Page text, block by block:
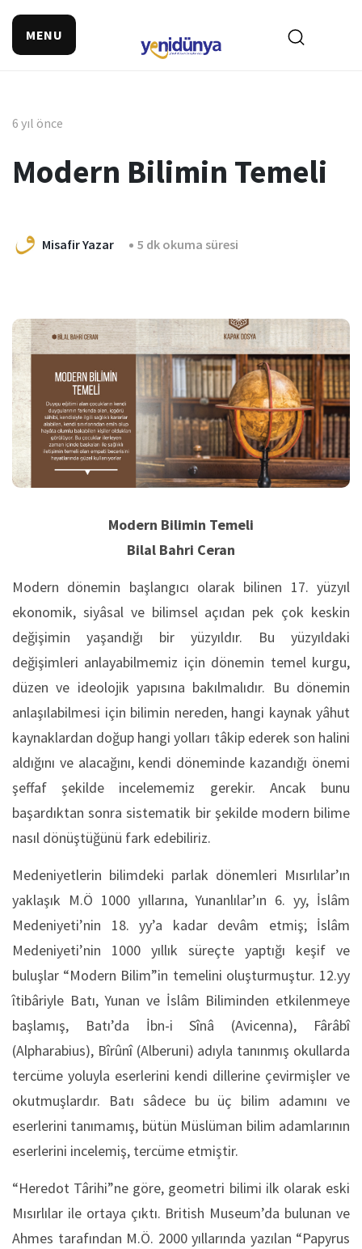
MENU
6 yıl önce
Modern Bilimin Temeli
Misafir Yazar 5 dk okuma süresi
Modern Bilimin Temeli
Bilal Bahri Ceran
Modern dönemin başlangıcı olarak bilinen 17. yüzyıl
ekonomik, siyâsal ve bilimsel açıdan pek çok keskin
değişimin yaşandığı bir yüzyıldır. Bu yüzyıldaki
değişimleri anlayabilmemiz için dönemin temel kurgu,
düzen ve ideolojik yapısına bakılmalıdır. Bu dönemin
anlaşılabilmesi için bilimin nereden, hangi kaynak yâhut
kaynaklardan doğup hangi yolları tâkip ederek son halini
aldığını ve alacağını, kendi döneminde kazandığı önemi
şeffaf şekilde incelememiz gerekir. Ancak bunu
başardıktan sonra sistematik bir şekilde modern bilime
nasıl dönüştüğünü fark edebiliriz.
Medeniyetlerin bilimdeki parlak dönemleri Mısırlılar’ın
yaklaşık M.Ö 1000 yıllarına, Yunanlılar’ın 6. yy, İslâm
Medeniyeti’nin 18. yy’a kadar devâm etmiş; İslâm
Medeniyeti’nin 1000 yıllık süreçte yaptığı keşif ve
buluşlar “Modern Bilim”in temelini oluşturmuştur. 12.yy
îtibâriyle Batı, Yunan ve İslâm Biliminden etkilenmeye
başlamış, Batı’da İbn-i Sînâ (Avicenna), Fârâbî
(Alpharabius), Bîrûnî (Alberuni) adıyla tanınmış okullarda
tercüme yoluyla eserlerini kendi dillerine çevirmişler ve
okutmuşlardır. Batı sâdece bu üç bilim adamını ve
eserlerini tanımamış, bütün Müslüman bilim adamlarının
eserlerini incelemiş, tercüme etmiştir.
“Heredot Târihi”ne göre, geometri bilimi ilk olarak eski
Mısırlılar ile ortaya çıktı. British Museum’da bulunan ve
Ahmes tarafından M.Ö. 2000 yıllarında yazılan “Papyrus